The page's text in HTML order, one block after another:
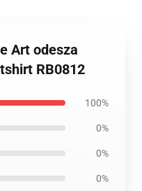
Art odesza
RB0812
100%
0%
0%
0%